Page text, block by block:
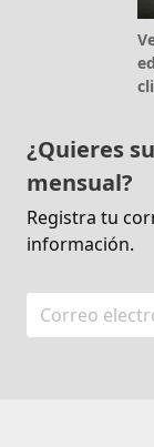
¿Quieres
mensual?
Registra tu
información.